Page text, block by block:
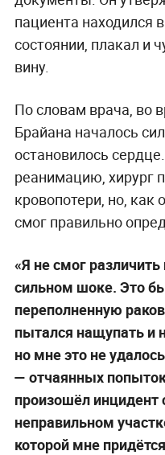
пациента находился
состоянии, плакал и
вину.
По словам врача, во
Брайана началось
остановилось
реанимацию, хирург
кровопотери, но, как
смог правильно
«Я не смог
сильном шоке. Это
переполненную
пытался нащупать и
но мне это не
— отчаянных
произошёл инцидент
неправильном
которой мне